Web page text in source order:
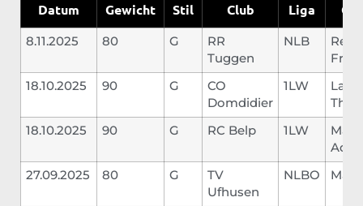
Datum Gewicht Stil Club Liga
8.11.2025 80 G
RR
Tuggen
NLB
Fritz
18.10.2025
90 G
CO
Domdidier
1LW
18.10.2025
90 G RC Belp 1LW
27.09.2025
80 G
TV
Ufhusen
NLBO